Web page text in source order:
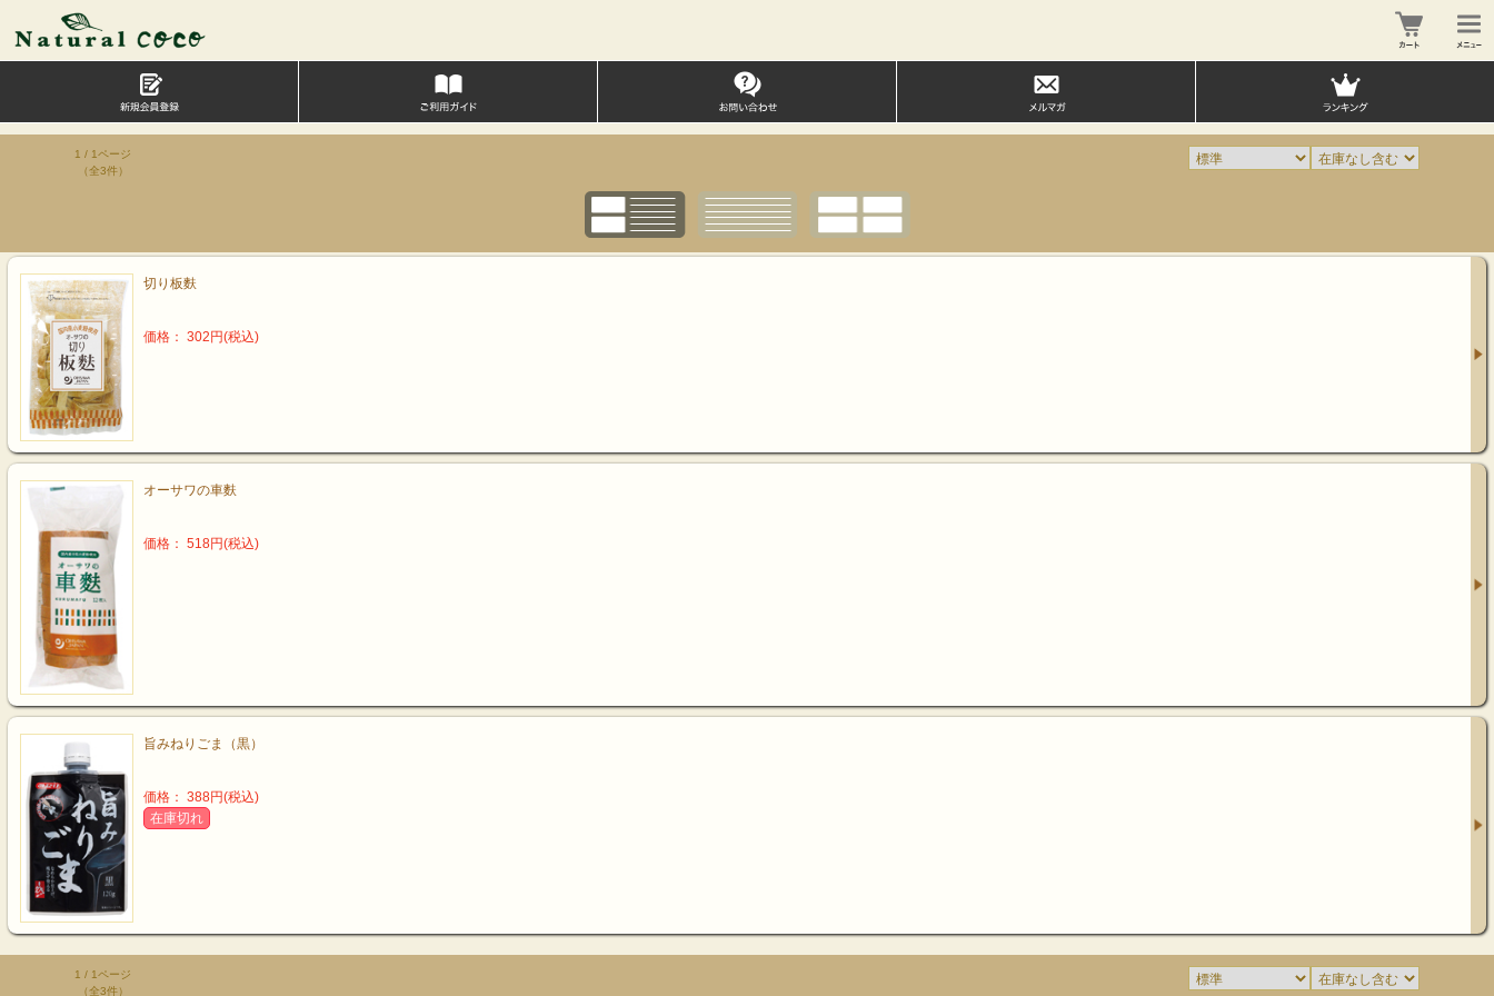
1 / 1ページ
（全3件）
切り板麩
価格： 302円(税込)
オーサワの車麩
価格： 518円(税込)
旨みねりごま（黒）
価格： 388円(税込)
在庫切れ
1 / 1ページ
（全3件）